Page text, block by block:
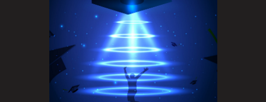
HABERLER
İLETİŞİM